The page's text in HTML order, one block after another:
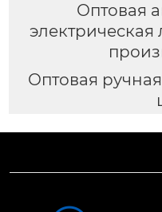
Оптовая
электрическая
Оптовая